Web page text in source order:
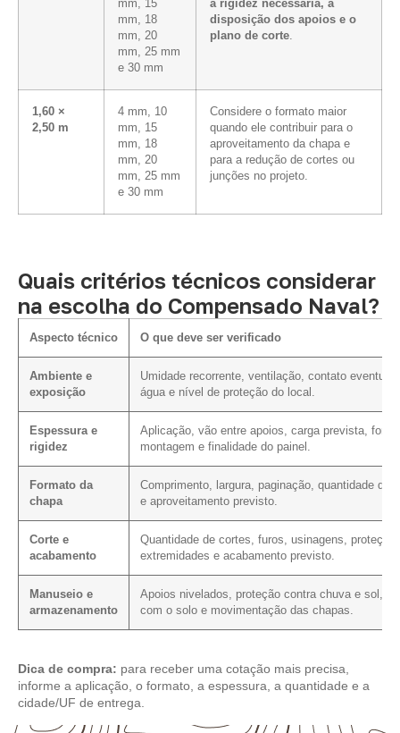
mm, 15
mm, 18
mm, 20
mm, 25 mm
e 30 mm
a rigidez necessária, a
disposição dos apoios e o
plano de corte.
1,60 ×
2,50 m
4 mm, 10
mm, 15
mm, 18
mm, 20
mm, 25 mm
e 30 mm
Considere o formato maior
quando ele contribuir para o
aproveitamento da chapa e
para a redução de cortes ou
junções no projeto.
Quais critérios técnicos considerar
na escolha do Compensado Naval?
Aspecto técnico O que deve ser verificado
Ambiente e
exposição
Umidade recorrente, ventilação, contato eventual
água e nível de proteção do local.
Espessura e
rigidez
Aplicação, vão entre apoios, carga prevista,
montagem e finalidade do painel.
Formato da
chapa
Comprimento, largura, paginação, quantidade de
e aproveitamento previsto.
Corte e
acabamento
Quantidade de cortes, furos, usinagens, proteção
extremidades e acabamento previsto.
Manuseio e
armazenamento
Apoios nivelados, proteção contra chuva e sol,
com o solo e movimentação das chapas.
Dica de compra: para receber uma cotação mais precisa,
informe a aplicação, o formato, a espessura, a quantidade e a
cidade/UF de entrega.